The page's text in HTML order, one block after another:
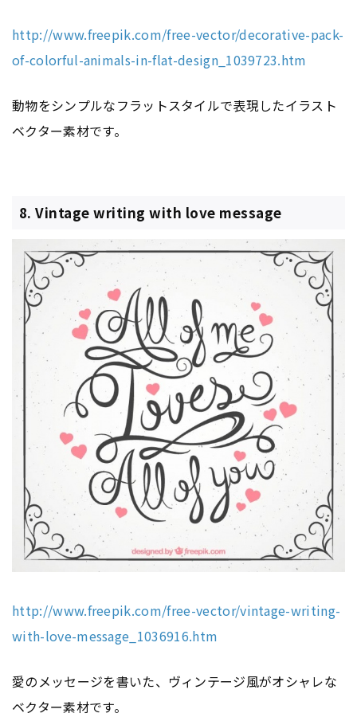
http://www.freepik.com/free-vector/decorative-pack-
of-colorful-animals-in-flat-design_1039723.htm
動物をシンプルなフラットスタイルで表現したイラスト
ベクター素材です。
8. Vintage writing with love message
http://www.freepik.com/free-vector/vintage-writing-
with-love-message_1036916.htm
愛のメッセージを書いた、ヴィンテージ風がオシャレな
ベクター素材です。